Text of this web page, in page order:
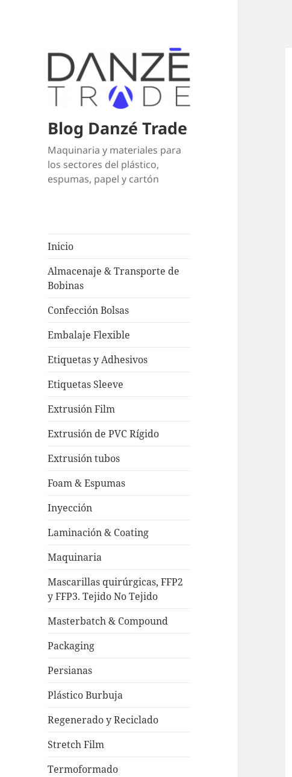
Blog Danzé Trade
Maquinaria y materiales para
los sectores del plástico,
espumas, papel y cartón
Inicio
Almacenaje & Transporte de
Bobinas
Confección Bolsas
Embalaje Flexible
Etiquetas y Adhesivos
Etiquetas Sleeve
Extrusión Film
Extrusión de PVC Rígido
Extrusión tubos
Foam & Espumas
Inyección
Laminación & Coating
Maquinaria
Mascarillas quirúrgicas, FFP2
y FFP3. Tejido No Tejido
Masterbatch & Compound
Packaging
Persianas
Plástico Burbuja
Regenerado y Reciclado
Stretch Film
Termoformado